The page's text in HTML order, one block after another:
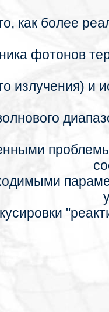
как более
фотонов
излучения) и